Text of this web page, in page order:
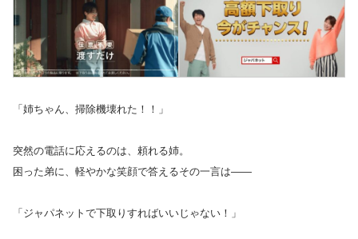
「姉ちゃん、掃除機壊れた！！」
突然の電話に応えるのは、頼れる姉。
困った弟に、軽やかな笑顔で答えるその一言は――
「ジャパネットで下取りすればいいじゃない！」